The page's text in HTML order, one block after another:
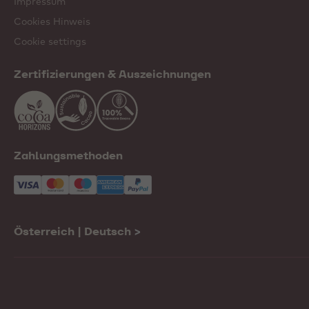
Impressum
Cookies Hinweis
Cookie settings
Zertifizierungen & Auszeichnungen
Zahlungsmethoden
Österreich | Deutsch >